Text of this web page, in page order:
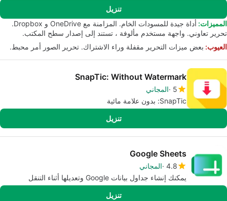
تنزيل
المميزات:
أداة جيدة للمسودات الخام. المزامنة مع OneDrive و Dropbox.
تحرير تعاوني. واجهة مستخدم مألوفة ، تستند إلى إصدار سطح المكتب.
العيوب: بعض ميزات التحرير مقفلة وراء الاشتراك. تحرير الصور أمر محبط.
SnapTic: Without Watermark
5 المجاني
SnapTic: بدون علامة مائية
تنزيل
Google Sheets
4.8 المجاني
يمكنك إنشاء جداول بيانات Google وتعديلها أثناء التنقل
تنزيل